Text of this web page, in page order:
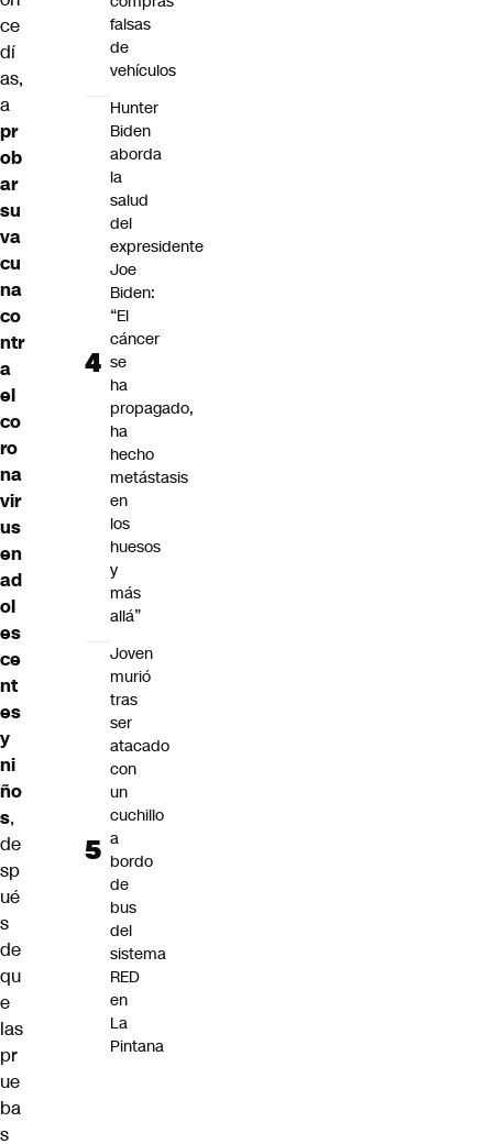
ce
dí
as,
a
pr
ob
ar
su
va
cu
na
co
ntr
a
el
co
ro
na
vir
us
en
ad
ol
es
ce
nt
es
y
ni
ño
s,
de
sp
ué
s
de
qu
e
las
pr
ue
ba
s
falsas
de
vehículos
Hunter
Biden
aborda
la
salud
del
expresidente
Joe
Biden:
“El
cáncer
se
ha
propagado,
ha
hecho
metástasis
en
los
huesos
y
más
allá”
Joven
murió
tras
ser
atacado
con
un
cuchillo
a
bordo
de
bus
del
sistema
RED
en
La
Pintana